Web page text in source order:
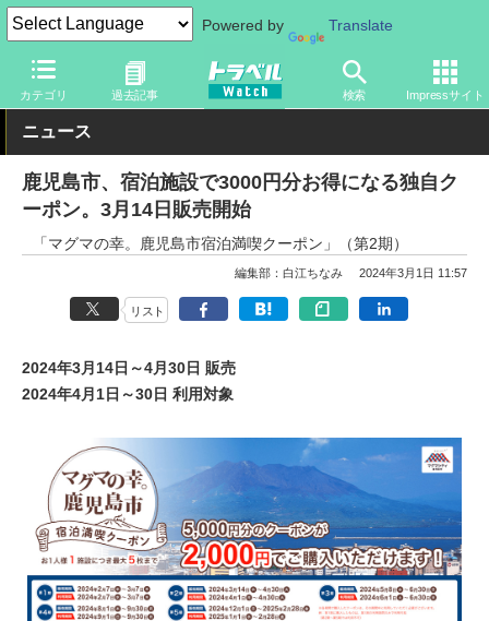
Powered by Translate
カテゴリ 過去記事 検索 Impressサイト
トラベル Watch 地域 国内旅行 九州
ニュース
鹿児島市、宿泊施設で3000円分お得になる独自ク
ーポン。3月14日販売開始
「マグマの幸。鹿児島市宿泊満喫クーポン」（第2期）
編集部：白江ちなみ 2024年3月1日 11:57
リスト
2024年3月14日～4月30日 販売
2024年4月1日～30日 利用対象